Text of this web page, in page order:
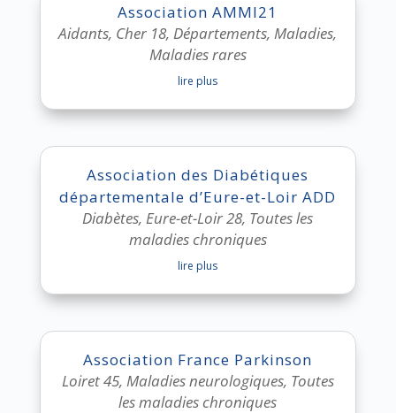
Association AMMI21
Aidants, Cher 18, Départements, Maladies,
Maladies rares
lire plus
Association des Diabétiques
départementale d’Eure-et-Loir ADD
Diabètes,Eure-et-Loir 28, Toutes les
maladies chroniques
lire plus
Association France Parkinson
Loiret 45, Maladies neurologiques, Toutes
les maladies chroniques